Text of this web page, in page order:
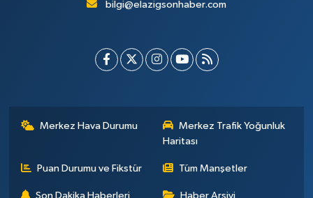
bilgi@elazigsonhaber.com
Merkez Hava Durumu
Merkez Trafik Yoğunluk
Haritası
Puan Durumu ve Fikstür Tüm Manşetler
Son Dakika Haberleri Haber Arşivi